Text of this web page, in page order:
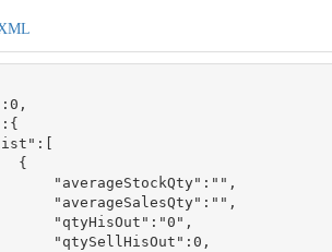
{
"averageStockQty":"",
"averageSalesQty":"",
"qtyHisOut":"0",
"qtySellHisOut":0,